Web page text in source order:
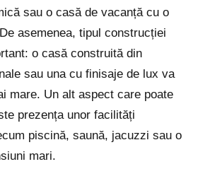
sau o casă de vacanță cu o
asemenea, tipul construcției
o casă construită din
sau una cu finisaje de lux va
mare. Un alt aspect care poate
prezența unor facilități
piscină, saună, jacuzzi sau o
mari.